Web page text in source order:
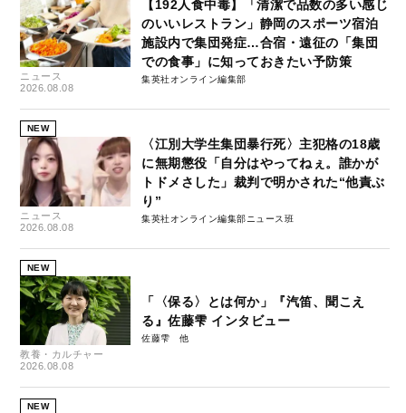
ニュース
2026.08.08
【192人食中毒】「清潔で品数の多い感じ
のいいレストラン」静岡のスポーツ宿泊
施設内で集団発症…合宿・遠征の「集団
での食事」に知っておきたい予防策
集英社オンライン編集部
NEW
ニュース
2026.08.08
〈江別大学生集団暴行死〉主犯格の18歳
に無期懲役「自分はやってねぇ。誰かが
トドメさした」裁判で明かされた“他責ぶ
り”
集英社オンライン編集部ニュース班
NEW
教養・カルチャー
2026.08.08
「〈保る〉とは何か」『汽笛、聞こえ
る』佐藤雫 インタビュー
佐藤雫
NEW